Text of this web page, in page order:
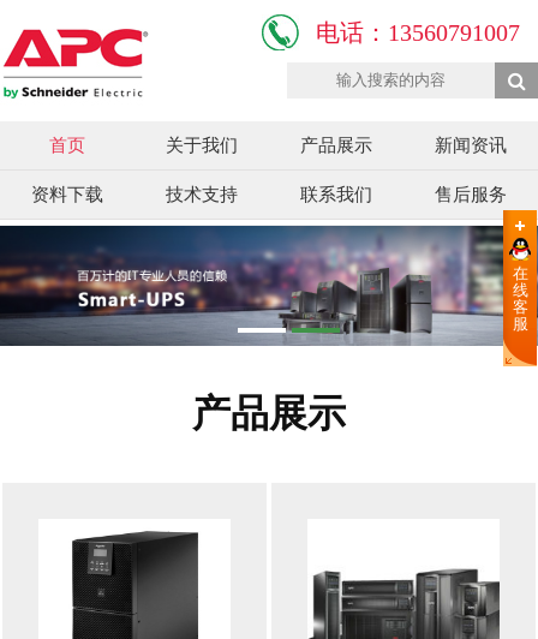
电话：13560791007
首页 关于我们 产品展示 新闻资讯
资料下载 技术支持 联系我们 售后服务
在
线
客
服
产品展示